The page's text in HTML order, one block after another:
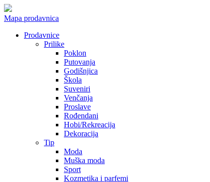
Mapa prodavnica
Prodavnice
Prilike
Poklon
Putovanja
Godišnjica
Škola
Suveniri
Venčanja
Proslave
Rođendani
Hobi/Rekreacija
Dekoracija
Tip
Moda
Muška moda
Sport
Kozmetika i parfemi